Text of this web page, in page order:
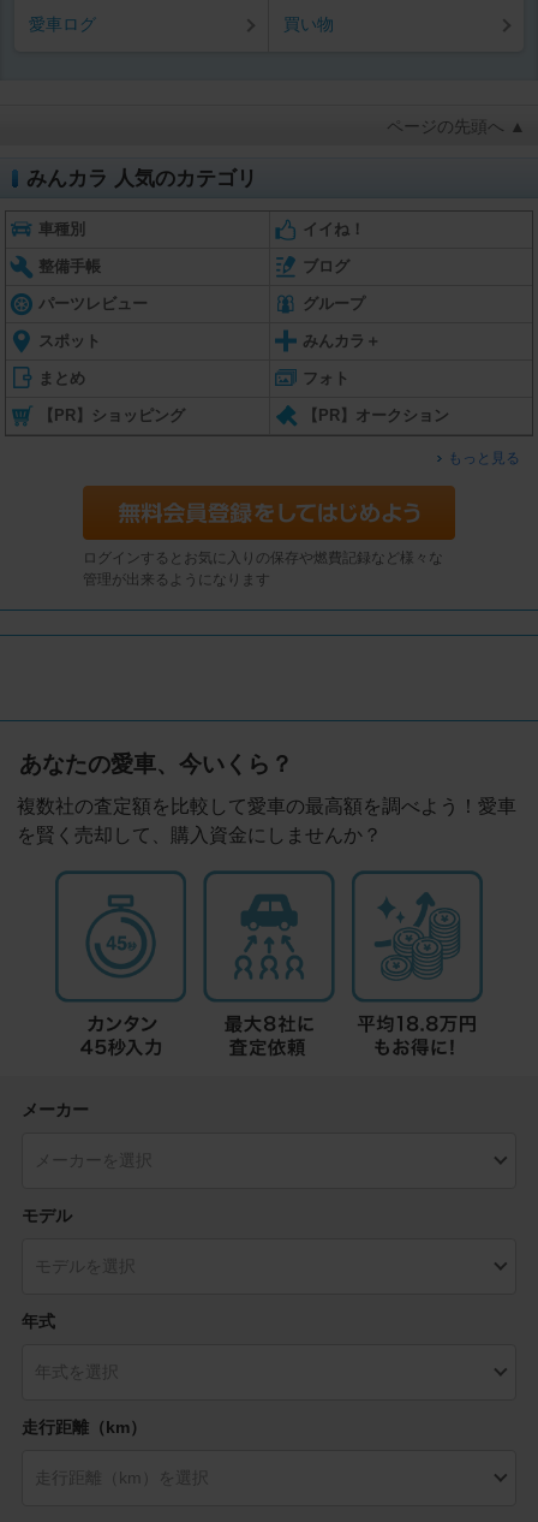
愛車ログ 買い物
ページの先頭へ ▲
みんカラ 人気のカテゴリ
車種別 イイね！
整備手帳 ブログ
パーツレビュー グループ
スポット みんカラ＋
まとめ フォト
【PR】ショッピング 【PR】オークション
もっと見る
ログインするとお気に入りの保存や燃費記録など様々な
管理が出来るようになります
あなたの愛車、今いくら？
複数社の査定額を比較して愛車の最高額を調べよう！愛車
を賢く売却して、購入資金にしませんか？
メーカー
モデル
年式
走行距離（km）